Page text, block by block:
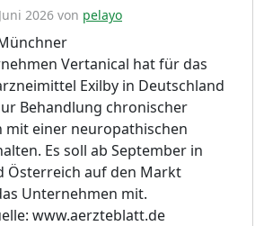
2026 von pelayo
Vertanical hat für das
Exilby in Deutschland
Behandlung chronischer
mit einer neuropathischen
Es soll ab September in
Österreich auf den Markt
Unternehmen mit.
www.aerzteblatt.de